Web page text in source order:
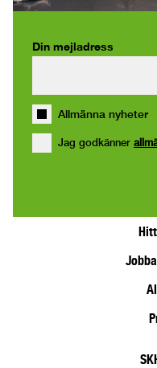
Din mejladress
Allmänna nyheter
Jag godkänner